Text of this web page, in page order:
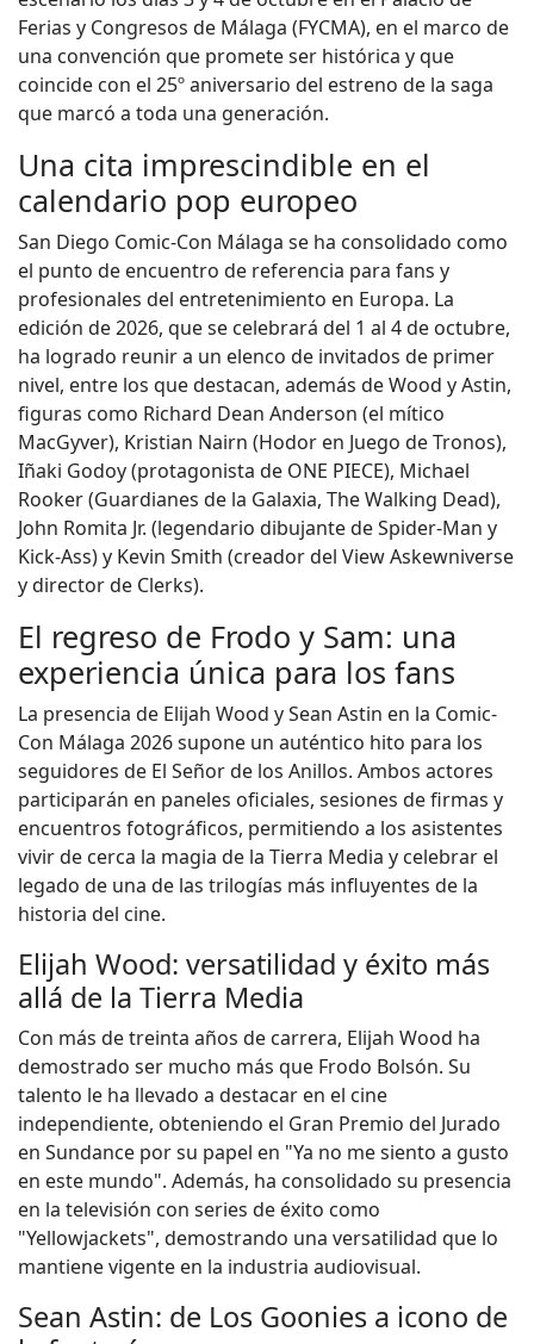
Ferias y Congresos de Málaga (FYCMA), en el marco de
una convención que promete ser histórica y que
coincide con el 25º aniversario del estreno de la saga
que marcó a toda una generación.
Una cita imprescindible en el
calendario pop europeo
San Diego Comic-Con Málaga se ha consolidado como
el punto de encuentro de referencia para fans y
profesionales del entretenimiento en Europa. La
edición de 2026, que se celebrará del 1 al 4 de octubre,
ha logrado reunir a un elenco de invitados de primer
nivel, entre los que destacan, además de Wood y Astin,
figuras como Richard Dean Anderson (el mítico
MacGyver), Kristian Nairn (Hodor en Juego de Tronos),
Iñaki Godoy (protagonista de ONE PIECE), Michael
Rooker (Guardianes de la Galaxia, The Walking Dead),
John Romita Jr. (legendario dibujante de Spider-Man y
Kick-Ass) y Kevin Smith (creador del View Askewniverse
y director de Clerks).
El regreso de Frodo y Sam: una
experiencia única para los fans
La presencia de Elijah Wood y Sean Astin en la Comic-
Con Málaga 2026 supone un auténtico hito para los
seguidores de El Señor de los Anillos. Ambos actores
participarán en paneles oficiales, sesiones de firmas y
encuentros fotográficos, permitiendo a los asistentes
vivir de cerca la magia de la Tierra Media y celebrar el
legado de una de las trilogías más influyentes de la
historia del cine.
Elijah Wood: versatilidad y éxito más
allá de la Tierra Media
Con más de treinta años de carrera, Elijah Wood ha
demostrado ser mucho más que Frodo Bolsón. Su
talento le ha llevado a destacar en el cine
independiente, obteniendo el Gran Premio del Jurado
en Sundance por su papel en "Ya no me siento a gusto
en este mundo". Además, ha consolidado su presencia
en la televisión con series de éxito como
"Yellowjackets", demostrando una versatilidad que lo
mantiene vigente en la industria audiovisual.
Sean Astin: de Los Goonies a icono de